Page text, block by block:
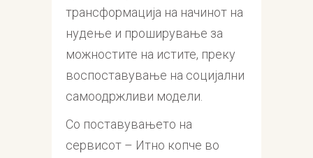
трансформација на начинот на
нудење и проширување за
можностите на истите, преку
воспоставување на социјални
самоодржливи модели.
Со поставувањето на
сервисот – Итно копче во